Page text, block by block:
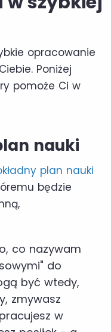
opracowanie
Poniżej
pomoże Ci w
nauki
plan nauki
będzie
co nazywam
do
być wtedy,
zmywasz
w